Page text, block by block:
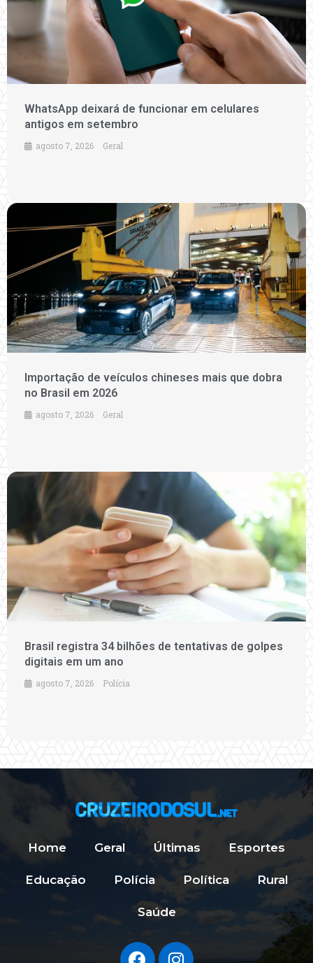
WhatsApp deixará de funcionar em celulares
antigos em setembro
agosto 7, 2026 Geral
Importação de veículos chineses mais que dobra
no Brasil em 2026
agosto 7, 2026 Geral
Brasil registra 34 bilhões de tentativas de golpes
digitais em um ano
agosto 7, 2026 Polícia
Home Geral Últimas Esportes
Educação Polícia Política Rural
Saúde